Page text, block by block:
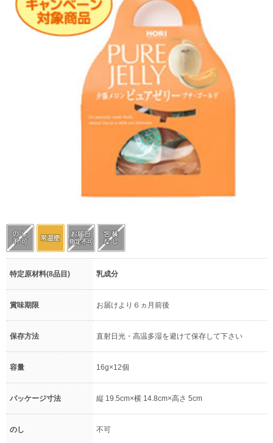
特定原材料(8品目) 乳成分
賞味期限 お届けより６ヵ月前後
保存方法 直射日光・高温多湿を避けて保存して下さい
容量 16g×12個
パッケージ寸法 縦 19.5cm×横 14.8cm×高さ 5cm
のし 不可